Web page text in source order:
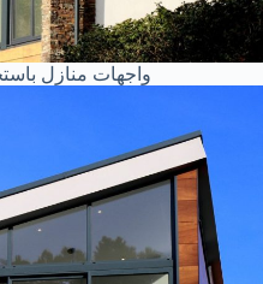
واجهات منازل